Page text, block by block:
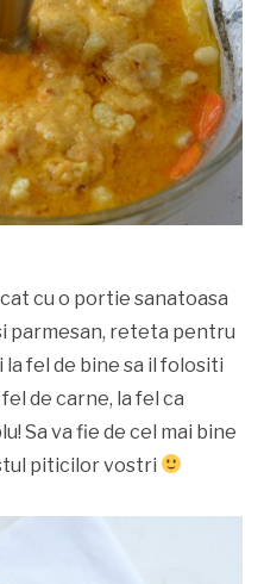
cu o portie sanatoasa
parmesan, reteta pentru
la fel de bine sa il folositi
de carne, la fel ca
Sa va fie de cel mai bine
piticilor vostri